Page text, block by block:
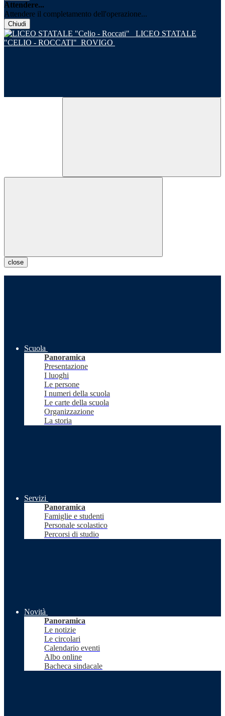
Attendere...
Attendere il completamento dell'operazione...
Chiudi
LICEO STATALE
"CELIO - ROCCATI" ROVIGO
close
Scuola
Panoramica
Presentazione
I luoghi
Le persone
I numeri della scuola
Le carte della scuola
Organizzazione
La storia
Servizi
Panoramica
Famiglie e studenti
Personale scolastico
Percorsi di studio
Novità
Panoramica
Le notizie
Le circolari
Calendario eventi
Albo online
Bacheca sindacale